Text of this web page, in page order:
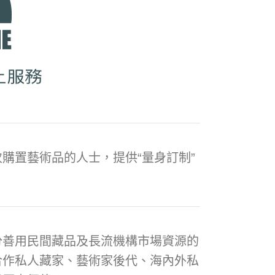
置藝術品的人士，提供“量身訂制”
用民間藏品及長流機構市場資源的
私人藏家、藝術家後代、海內外私